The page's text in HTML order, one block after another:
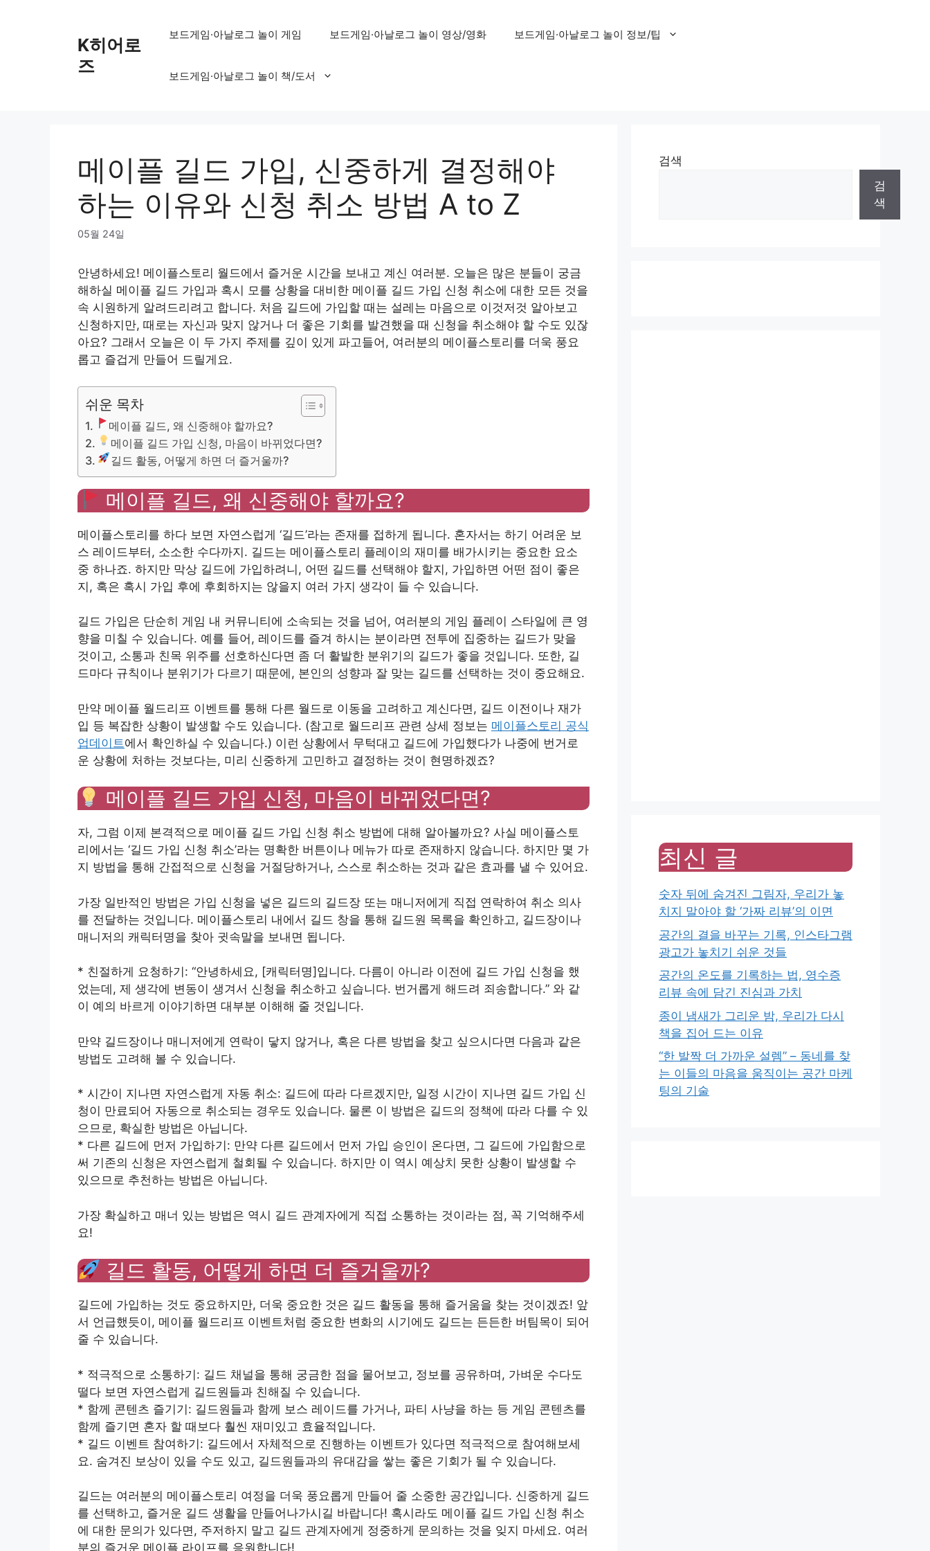
K히어로
즈
보드게임·아날로그 놀이 게임 보드게임·아날로그 놀이 영상/영화 보드게임·아날로그 놀이 정보/팁
보드게임·아날로그 놀이 책/도서
메이플 길드 가입, 신중하게 결정해야
하는 이유와 신청 취소 방법 A to Z
05월 24일
안녕하세요! 메이플스토리 월드에서 즐거운 시간을 보내고 계신 여러분. 오늘은 많은 분들이 궁금
해하실 메이플 길드 가입과 혹시 모를 상황을 대비한 메이플 길드 가입 신청 취소에 대한 모든 것을
속 시원하게 알려드리려고 합니다. 처음 길드에 가입할 때는 설레는 마음으로 이것저것 알아보고
신청하지만, 때로는 자신과 맞지 않거나 더 좋은 기회를 발견했을 때 신청을 취소해야 할 수도 있잖
아요? 그래서 오늘은 이 두 가지 주제를 깊이 있게 파고들어, 여러분의 메이플스토리를 더욱 풍요
롭고 즐겁게 만들어 드릴게요.
쉬운 목차
메이플 길드, 왜 신중해야 할까요?
메이플 길드 가입 신청, 마음이 바뀌었다면?
길드 활동, 어떻게 하면 더 즐거울까?
메이플 길드, 왜 신중해야 할까요?
메이플스토리를 하다 보면 자연스럽게 ‘길드’라는 존재를 접하게 됩니다. 혼자서는 하기 어려운 보
스 레이드부터, 소소한 수다까지. 길드는 메이플스토리 플레이의 재미를 배가시키는 중요한 요소
중 하나죠. 하지만 막상 길드에 가입하려니, 어떤 길드를 선택해야 할지, 가입하면 어떤 점이 좋은
지, 혹은 혹시 가입 후에 후회하지는 않을지 여러 가지 생각이 들 수 있습니다.
길드 가입은 단순히 게임 내 커뮤니티에 소속되는 것을 넘어, 여러분의 게임 플레이 스타일에 큰 영
향을 미칠 수 있습니다. 예를 들어, 레이드를 즐겨 하시는 분이라면 전투에 집중하는 길드가 맞을
것이고, 소통과 친목 위주를 선호하신다면 좀 더 활발한 분위기의 길드가 좋을 것입니다. 또한, 길
드마다 규칙이나 분위기가 다르기 때문에, 본인의 성향과 잘 맞는 길드를 선택하는 것이 중요해요.
만약 메이플 월드리프 이벤트를 통해 다른 월드로 이동을 고려하고 계신다면, 길드 이전이나 재가
입 등 복잡한 상황이 발생할 수도 있습니다. (참고로 월드리프 관련 상세 정보는 메이플스토리 공식
업데이트 에서 확인하실 수 있습니다.) 이런 상황에서 무턱대고 길드에 가입했다가 나중에 번거로
운 상황에 처하는 것보다는, 미리 신중하게 고민하고 결정하는 것이 현명하겠죠?
메이플 길드 가입 신청, 마음이 바뀌었다면?
자, 그럼 이제 본격적으로 메이플 길드 가입 신청 취소 방법에 대해 알아볼까요? 사실 메이플스토
리에서는 ‘길드 가입 신청 취소’라는 명확한 버튼이나 메뉴가 따로 존재하지 않습니다. 하지만 몇 가
지 방법을 통해 간접적으로 신청을 거절당하거나, 스스로 취소하는 것과 같은 효과를 낼 수 있어요.
가장 일반적인 방법은 가입 신청을 넣은 길드의 길드장 또는 매니저에게 직접 연락하여 취소 의사
를 전달하는 것입니다. 메이플스토리 내에서 길드 창을 통해 길드원 목록을 확인하고, 길드장이나
매니저의 캐릭터명을 찾아 귓속말을 보내면 됩니다.
* 친절하게 요청하기: “안녕하세요, [캐릭터명]입니다. 다름이 아니라 이전에 길드 가입 신청을 했
었는데, 제 생각에 변동이 생겨서 신청을 취소하고 싶습니다. 번거롭게 해드려 죄송합니다.” 와 같
이 예의 바르게 이야기하면 대부분 이해해 줄 것입니다.
만약 길드장이나 매니저에게 연락이 닿지 않거나, 혹은 다른 방법을 찾고 싶으시다면 다음과 같은
방법도 고려해 볼 수 있습니다.
* 시간이 지나면 자연스럽게 자동 취소: 길드에 따라 다르겠지만, 일정 시간이 지나면 길드 가입 신
청이 만료되어 자동으로 취소되는 경우도 있습니다. 물론 이 방법은 길드의 정책에 따라 다를 수 있
으므로, 확실한 방법은 아닙니다.
* 다른 길드에 먼저 가입하기: 만약 다른 길드에서 먼저 가입 승인이 온다면, 그 길드에 가입함으로
써 기존의 신청은 자연스럽게 철회될 수 있습니다. 하지만 이 역시 예상치 못한 상황이 발생할 수
있으므로 추천하는 방법은 아닙니다.
가장 확실하고 매너 있는 방법은 역시 길드 관계자에게 직접 소통하는 것이라는 점, 꼭 기억해주세
요!
길드 활동, 어떻게 하면 더 즐거울까?
길드에 가입하는 것도 중요하지만, 더욱 중요한 것은 길드 활동을 통해 즐거움을 찾는 것이겠죠! 앞
서 언급했듯이, 메이플 월드리프 이벤트처럼 중요한 변화의 시기에도 길드는 든든한 버팀목이 되어
줄 수 있습니다.
* 적극적으로 소통하기: 길드 채널을 통해 궁금한 점을 물어보고, 정보를 공유하며, 가벼운 수다도
떨다 보면 자연스럽게 길드원들과 친해질 수 있습니다.
* 함께 콘텐츠 즐기기: 길드원들과 함께 보스 레이드를 가거나, 파티 사냥을 하는 등 게임 콘텐츠를
함께 즐기면 혼자 할 때보다 훨씬 재미있고 효율적입니다.
* 길드 이벤트 참여하기: 길드에서 자체적으로 진행하는 이벤트가 있다면 적극적으로 참여해보세
요. 숨겨진 보상이 있을 수도 있고, 길드원들과의 유대감을 쌓는 좋은 기회가 될 수 있습니다.
길드는 여러분의 메이플스토리 여정을 더욱 풍요롭게 만들어 줄 소중한 공간입니다. 신중하게 길드
를 선택하고, 즐거운 길드 생활을 만들어나가시길 바랍니다! 혹시라도 메이플 길드 가입 신청 취소
에 대한 문의가 있다면, 주저하지 말고 길드 관계자에게 정중하게 문의하는 것을 잊지 마세요. 여러
분의 즐거운 메이플 라이프를 응원합니다!
검색
검
색
최신 글
숫자 뒤에 숨겨진 그림자, 우리가 놓
치지 말아야 할 ‘가짜 리뷰’의 이면
공간의 결을 바꾸는 기록, 인스타그램
광고가 놓치기 쉬운 것들
공간의 온도를 기록하는 법, 영수증
리뷰 속에 담긴 진심과 가치
종이 냄새가 그리운 밤, 우리가 다시
책을 집어 드는 이유
“한 발짝 더 가까운 설렘” – 동네를 찾
는 이들의 마음을 움직이는 공간 마케
팅의 기술